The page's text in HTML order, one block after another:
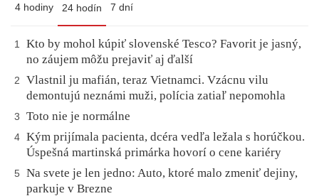
4 hodiny 24 hodín 7 dní
1
Kto by mohol kúpiť slovenské Tesco? Favorit je jasný,
no záujem môžu prejaviť aj ďalší
2
Vlastnil ju mafián, teraz Vietnamci. Vzácnu vilu
demontujú neznámi muži, polícia zatiaľ nepomohla
3 Toto nie je normálne
4 Kým prijímala pacienta, dcéra vedľa ležala s horúčkou.
Úspešná martinská primárka hovorí o cene kariéry
5
Na svete je len jedno: Auto, ktoré malo zmeniť dejiny,
parkuje v Brezne